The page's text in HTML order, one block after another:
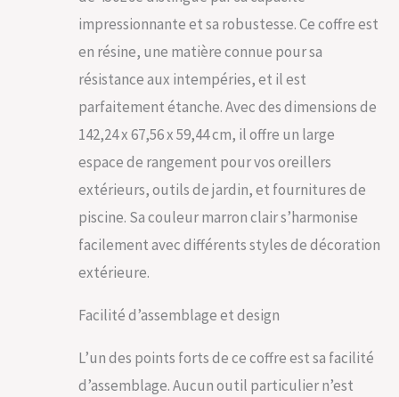
fermeture en
douceur permet
d'ouvrir et de fermer
complètement le
couvercle avec un
minimum d'effort -
facile à utiliser et
sans se casser les
doigts. HAUTEMENT
DURABLE- Structuré
avec une résine
résistante aux
intempéries qui
rouille ; des tiges de
pour un soutien et
une résistance
supplémentaires du
impressionnante et sa robustesse. Ce coffre est
en résine, une matière connue pour sa
résistance aux intempéries, et il est
parfaitement étanche. Avec des dimensions de
142,24 x 67,56 x 59,44 cm, il offre un large
espace de rangement pour vos oreillers
extérieurs, outils de jardin, et fournitures de
piscine. Sa couleur marron clair s’harmonise
facilement avec différents styles de décoration
extérieure.
Facilité d’assemblage et design
L’un des points forts de ce coffre est sa facilité
d’assemblage. Aucun outil particulier n’est